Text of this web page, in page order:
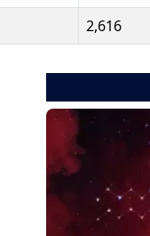
2,616